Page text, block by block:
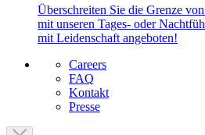
Überschreiten Sie die Grenze
mit unseren Tages- oder
mit Leidenschaft angeboten!
Careers
FAQ
Kontakt
Presse